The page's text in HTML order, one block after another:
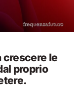
crescere le
proprio